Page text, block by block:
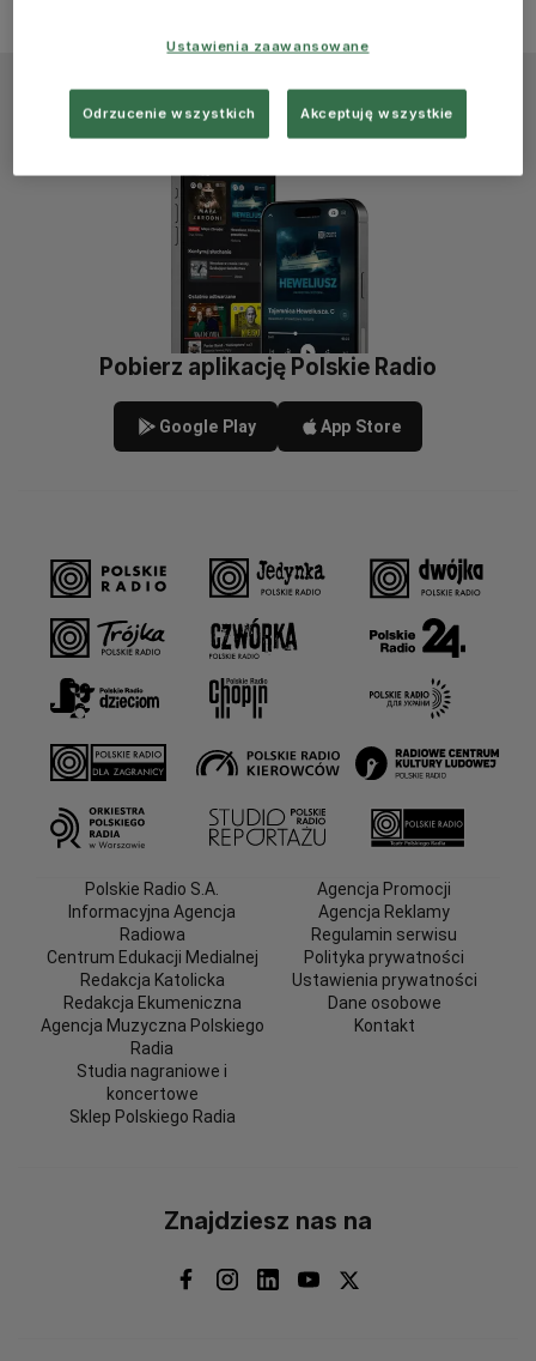
Pobierz aplikację Polskie Radio
Google Play App Store
Polskie Radio S.A.
Informacyjna Agencja
Radiowa
Centrum Edukacji Medialnej
Redakcja Katolicka
Redakcja Ekumeniczna
Agencja Muzyczna Polskiego
Radia
Studia nagraniowe i
koncertowe
Sklep Polskiego Radia
Agencja Promocji
Agencja Reklamy
Regulamin serwisu
Polityka prywatności
Ustawienia prywatności
Dane osobowe
Kontakt
Znajdziesz nas na
Ustawienia zaawansowane
Odrzucenie wszystkich Akceptuję wszystkie